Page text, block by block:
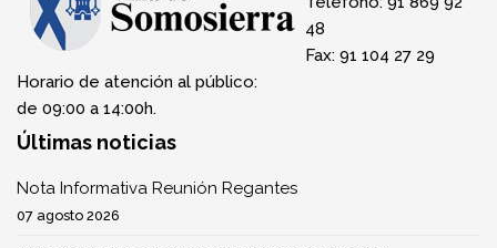
48
Fax: 91 104 27 29
Horario de atención al público:
de 09:00 a 14:00h.
Últimas noticias
Nota Informativa Reunión Regantes
07 agosto 2026